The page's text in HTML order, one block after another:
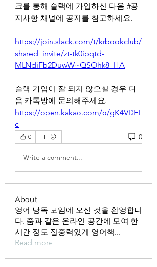
크를 통해 슬랙에 가입하신 다음 #공
지사항 채널에 공지를 참고하세요.
https://join.slack.com/t/krbookclub/
shared_invite/zt-tk0ipqtd-
MLNdiFb2DuwW~QSOhk8_HA
슬랙 가입이 잘 되지 않으실 경우 다
음 카톡방에 문의해주세요.
https://open.kakao.com/o/gK4VDEL
c
0 0
Write a comment...
About
영어 낭독 모임에 오신 것을 환영합니
다. 줌과 같은 온라인 공간에 모여 한
시간 정도 집중력있게 영어책...
Read more